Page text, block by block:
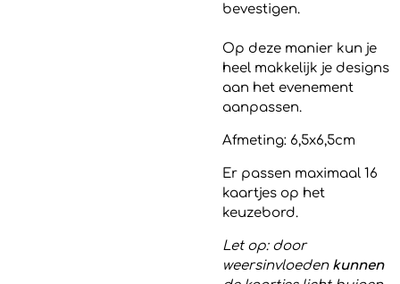
bevestigen.
Op deze manier kun je
heel makkelijk je designs
aan het evenement
aanpassen.
Afmeting: 6,5x6,5cm
Er passen maximaal 16
kaartjes op het
keuzebord.
Let op: door
weersinvloeden kunnen